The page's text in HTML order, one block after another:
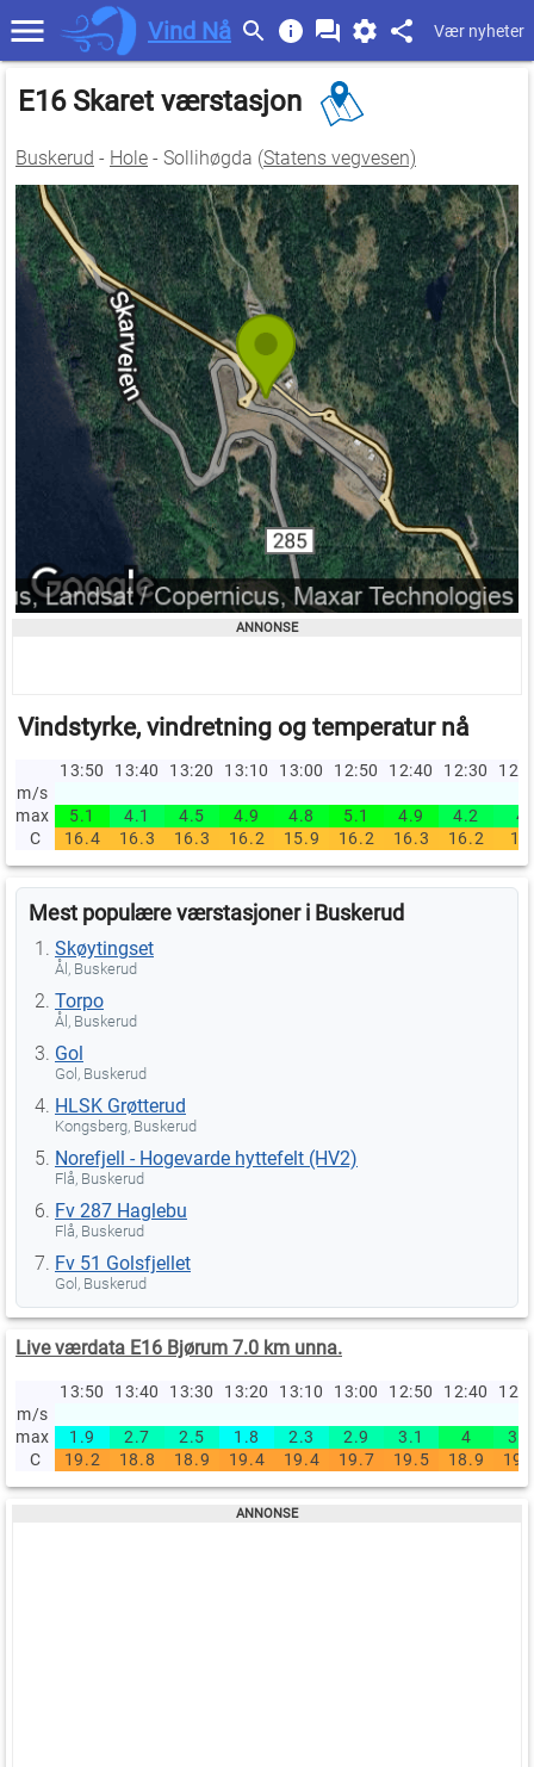
Vind Nå Vær nyheter
E16 Skaret værstasjon
Buskerud - Hole - Sollihøgda (Statens vegvesen)
Vindstyrke, vindretning og temperatur nå
13:50 13:40 13:20 13:10 13:00 12:50 12:40 12:30
m/s
max
5.1 4.1 4.5 4.9 4.8 5.1 4.9 4.2
4
C
16.4 16.3 16.3 16.2 15.9 16.2 16.3 16.2 16
Mest populære værstasjoner i Buskerud
Skøytingset
Ål, Buskerud
Torpo
Ål, Buskerud
Gol
Gol, Buskerud
HLSK Grøtterud
Kongsberg, Buskerud
Norefjell - Hogevarde hyttefelt (HV2)
Flå, Buskerud
Fv 287 Haglebu
Flå, Buskerud
Fv 51 Golsfjellet
Gol, Buskerud
Live værdata E16 Bjørum 7.0 km unna.
13:50 13:40 13:30 13:20 13:10 13:00 12:50 12:40
m/s
max
1.9 2.7 2.5 1.8 2.3 2.9 3.1 4
3.7
C
19.2 18.8 18.9 19.4 19.4 19.7 19.5 18.9